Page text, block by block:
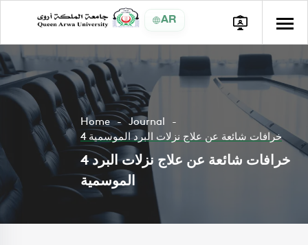
AR
Home
Journal
4 خرافات شائعة عن علاج نزلات البرد الموسمية
4 خرافات شائعة عن علاج نزلات البرد
الموسمية